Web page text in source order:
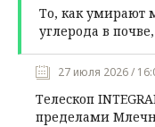
То, как умирают
углерода в
27 июля 2026 /
Телескоп
пределами